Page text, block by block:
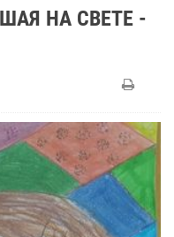
НА СВЕТЕ -